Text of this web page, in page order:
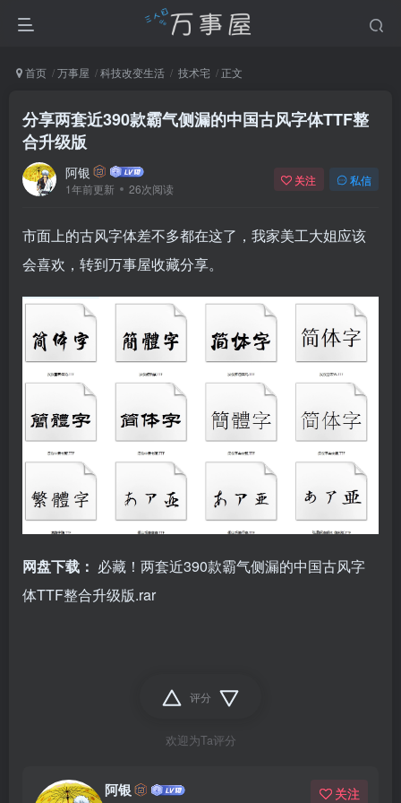
首页 万事屋 科技改变生活 技术宅 正文
分享两套近390款霸气侧漏的中国古风字体TTF整
合升级版
阿银
1年前更新 26次阅读
关注 私信
市面上的古风字体差不多都在这了，我家美工大姐应该
会喜欢，转到万事屋收藏分享。
网盘下载： 必藏！两套近390款霸气侧漏的中国古风字
体TTF整合升级版.rar
评分
欢迎为Ta评分
阿银 关注